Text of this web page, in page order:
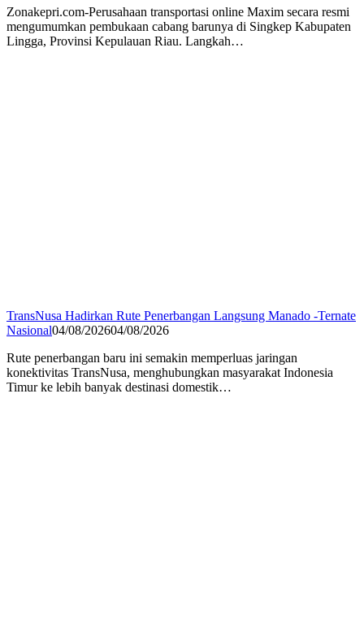
Zonakepri.com-Perusahaan transportasi online Maxim secara resmi
mengumumkan pembukaan cabang barunya di Singkep Kabupaten
Lingga, Provinsi Kepulauan Riau. Langkah…
TransNusa Hadirkan Rute Penerbangan Langsung Manado -Ternate
Nasional04/08/202604/08/2026
Rute penerbangan baru ini semakin memperluas jaringan
konektivitas TransNusa, menghubungkan masyarakat Indonesia
Timur ke lebih banyak destinasi domestik…